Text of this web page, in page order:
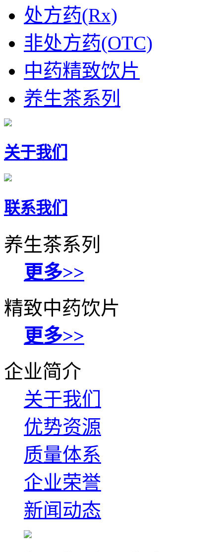
处方药(Rx)
非处方药(OTC)
中药精致饮片
养生茶系列
关于我们
联系我们
养生茶系列
更多>>
精致中药饮片
更多>>
企业简介
关于我们
优势资源
质量体系
企业荣誉
新闻动态